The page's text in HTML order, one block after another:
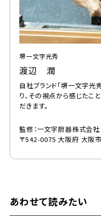
堺一文字光秀
渡辺 潤
自社ブランド「堺一文字光
り、その視点から感じたこ
だきます。
監修 一文字厨器株式会社
〒542-0075 大阪府 大阪
あわせて読みたい